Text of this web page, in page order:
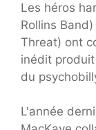
Les héros
Rollins
Threat) ont
inédit
du
L'année